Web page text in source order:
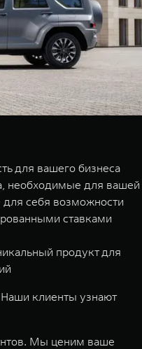
для вашего бизнеса
необходимые для вашей
себя возможности
ставками
продукт для
клиенты узнают
Мы ценим ваше